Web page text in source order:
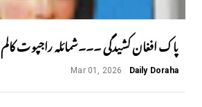
پاک افغان کشیدگی ۔۔۔شمائلہ راجپوت کالم
Daily Doraha
Mar 01, 2026